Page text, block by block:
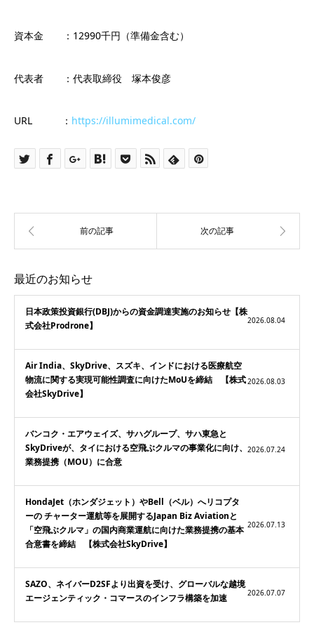
資本金 ：12990千円（準備金含む）
代表者 ：代表取締役 塚本俊彦
URL ： https://illumimedical.com/
最近のお知らせ
日本政策投資銀行(DBJ)からの資金調達実施のお知らせ【株
式会社Prodrone】
2026.08.04
Air India、SkyDrive、スズキ、インドにおける医療航空
物流に関する実現可能性調査に向けたMoUを締結 【株式
会社SkyDrive】
2026.08.03
バンコク・エアウェイズ、サハグループ、サハ東急と
SkyDriveが、タイにおける空飛ぶクルマの事業化に向け、
業務提携（MOU）に合意
2026.07.24
HondaJet（ホンダジェット）やBell（ベル）へリコプタ
ーの チャーター運航等を展開するJapan Biz Aviationと
「空飛ぶクルマ」の国内商業運航に向けた業務提携の基本
合意書を締結 【株式会社SkyDrive】
2026.07.13
SAZO、ネイバーD2SFより出資を受け、グローバルな越境
エージェンティック・コマースのインフラ構築を加速
2026.07.07